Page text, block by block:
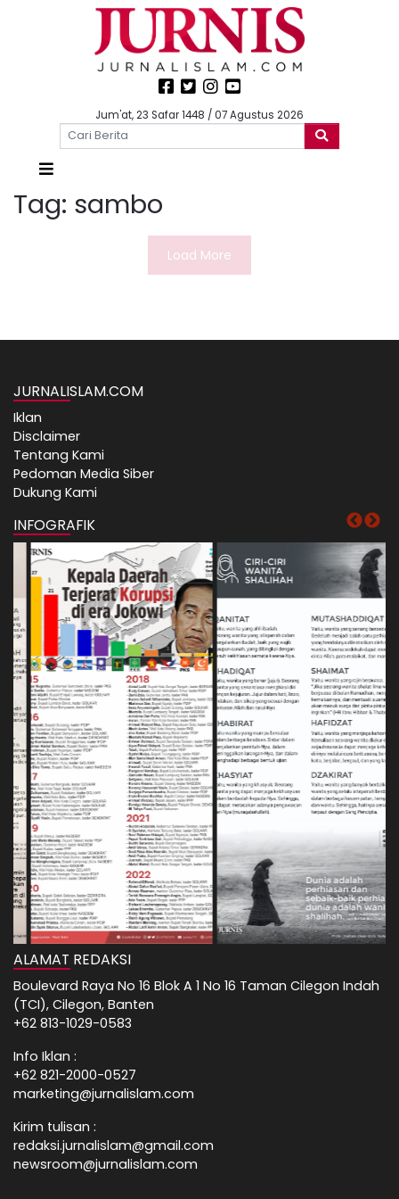
Jum'at, 23 Safar 1448 / 07 Agustus 2026
Tag: sambo
Load More
JURNALISLAM.COM
Iklan
Disclaimer
Tentang Kami
Pedoman Media Siber
Dukung Kami
INFOGRAFIK
ALAMAT REDAKSI
Boulevard Raya No 16 Blok A 1 No 16 Taman Cilegon Indah
(TCI), Cilegon, Banten
+62 813-1029-0583
Info Iklan :
+62 821-2000-0527
marketing@jurnalislam.com
Kirim tulisan :
redaksi.jurnalislam@gmail.com
newsroom@jurnalislam.com